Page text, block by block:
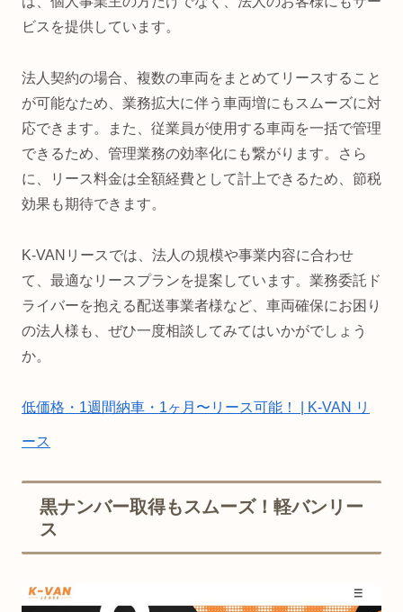
ビスを提供しています。
法人契約の場合、複数の車両をまとめてリースすること
が可能なため、業務拡大に伴う車両増にもスムーズに対
応できます。また、従業員が使用する車両を一括で管理
できるため、管理業務の効率化にも繋がります。さら
に、リース料金は全額経費として計上できるため、節税
効果も期待できます。
K-VANリースでは、法人の規模や事業内容に合わせ
て、最適なリースプランを提案しています。業務委託ド
ライバーを抱える配送事業者様など、車両確保にお困り
の法人様も、ぜひ一度相談してみてはいかがでしょう
か。
低価格・1週間納車・1ヶ月〜リース可能！ | K-VAN リ
ース
黒ナンバー取得もスムーズ！軽バンリー
ス